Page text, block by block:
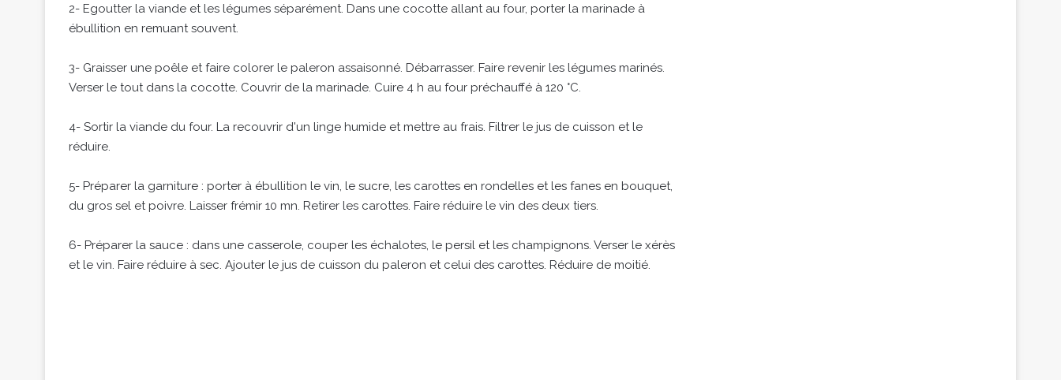
2- Egoutter la viande et les légumes séparément. Dans une cocotte allant au four, porter la marinade à
ébullition en remuant souvent.
3- Graisser une poêle et faire colorer le paleron assaisonné. Débarrasser. Faire revenir les légumes marinés.
Verser le tout dans la cocotte. Couvrir de la marinade. Cuire 4 h au four préchauffé à 120 °C.
4- Sortir la viande du four. La recouvrir d'un linge humide et mettre au frais. Filtrer le jus de cuisson et le
réduire.
5- Préparer la garniture : porter à ébullition le vin, le sucre, les carottes en rondelles et les fanes en bouquet,
du gros sel et poivre. Laisser frémir 10 mn. Retirer les carottes. Faire réduire le vin des deux tiers.
6- Préparer la sauce : dans une casserole, couper les échalotes, le persil et les champignons. Verser le xérès
et le vin. Faire réduire à sec. Ajouter le jus de cuisson du paleron et celui des carottes. Réduire de moitié.